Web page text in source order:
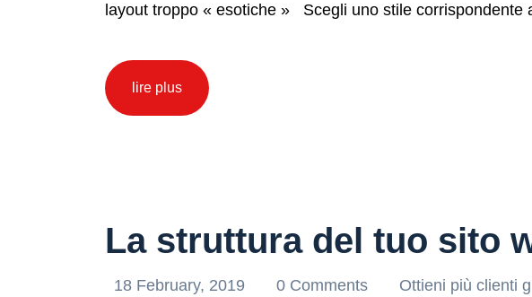
layout troppo « esotiche » Scegli uno stile
lire plus
La struttura del tuo sito
18 February, 2019 0 Comments Ottieni più clienti